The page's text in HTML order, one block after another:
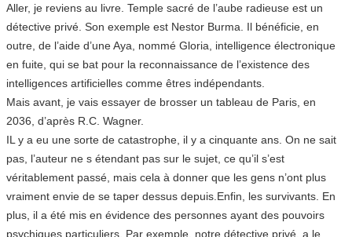
Aller, je reviens au livre. Temple sacré de l’aube radieuse est un
détective privé. Son exemple est Nestor Burma. Il bénéficie, en
outre, de l’aide d’une Aya, nommé Gloria, intelligence électronique
en fuite, qui se bat pour la reconnaissance de l’existence des
intelligences artificielles comme êtres indépendants.
Mais avant, je vais essayer de brosser un tableau de Paris, en
2036, d’après R.C. Wagner.
IL y a eu une sorte de catastrophe, il y a cinquante ans. On ne sait
pas, l’auteur ne s étendant pas sur le sujet, ce qu’il s’est
véritablement passé, mais cela à donner que les gens n’ont plus
vraiment envie de se taper dessus depuis.Enfin, les survivants. En
plus, il a été mis en évidence des personnes ayant des pouvoirs
psychiques particuliers. Par exemple, notre détective privé, a le